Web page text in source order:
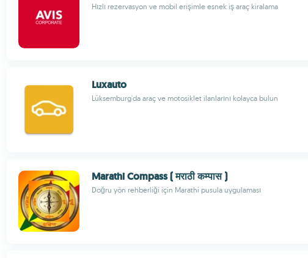
Hızlı rezervasyon ve mobil erişimle esnek iş araç kiralama
Luxauto
Lüksemburg'da araç ve motosiklet ilanlarını kolayca bulun
Marathi Compass ( मराठी कम्पास )
Doğru yön rehberliği için Marathi pusula uygulaması